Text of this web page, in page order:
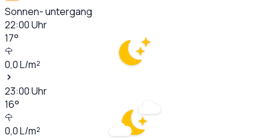
Sonnen- untergang
22:00Uhr
17°
0,0L/m²
23:00Uhr
16°
0,0L/m²